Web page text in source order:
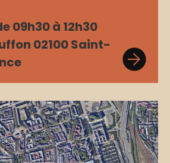
09h30 à 12h30
02100 Saint-